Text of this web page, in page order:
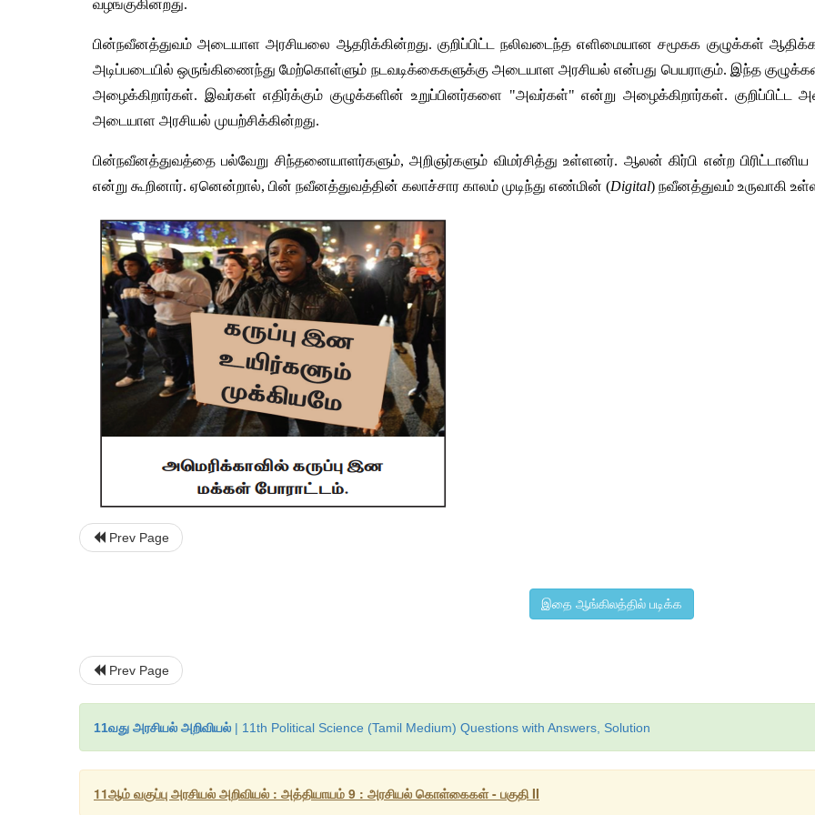
வழங்குகின்றது.
பின்நவீனத்துவம் அடையாள அரசியலை ஆதரிக்கின்றது. குறிப்பிட்ட நலிவடைந்த எளிமையான சமூகக குழுக்கள்
அடிப்படையில் ஒருங்கிணைந்து மேற்கொள்ளும் நடவடிக்கைகளுக்கு அடையாள அரசியல் என்பது பெயராகும். இந்த
அழைக்கிறார்கள். இவர்கள் எதிர்க்கும் குழுக்களின் உறுப்பினர்களை "அவர்கள்" என்று அழைக்கிறார்கள். குறிப்பிட்ட
அடையாள அரசியல் முயற்சிக்கின்றது.
பின்நவீனத்துவத்தை பல்வேறு சிந்தனையாளர்களும், அறிஞர்களும் விமர்சித்து உள்ளனர். ஆலன் கிர்பி என்ற பிரிட்டானிய
என்று கூறினார். ஏனென்றால், பின் நவீனத்துவத்தின் கலாச்சார காலம் முடிந்து எண்மின் (Digital) நவீனத்துவம் உருவாகி
Prev Page
இதை ஆங்கிலத்தில் படிக்க
Prev Page
11வது அரசியல் அறிவியல் | 11th Political Science (Tamil Medium) Questions with Answers, Solution
11ஆம் வகுப்பு அரசியல் அறிவியல் : அத்தியாயம் 9 : அரசியல் கொள்கைகள் - பகுதி II